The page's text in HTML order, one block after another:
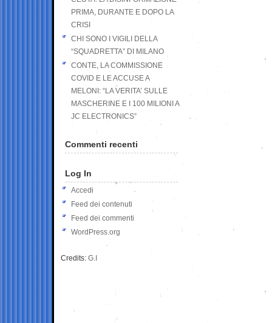
PRIMA, DURANTE E DOPO LA
CRISI
CHI SONO I VIGILI DELLA
“SQUADRETTA” DI MILANO
CONTE, LA COMMISSIONE
COVID E LE ACCUSE A
MELONI: “LA VERITA’ SULLE
MASCHERINE E I 100 MILIONI A
JC ELECTRONICS”
Commenti recenti
Log In
Accedi
Feed dei contenuti
Feed dei commenti
WordPress.org
Credits: G.I